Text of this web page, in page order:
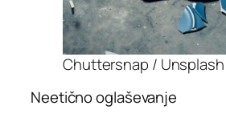
Chuttersnap / Unsplash
Neetično oglaševanje